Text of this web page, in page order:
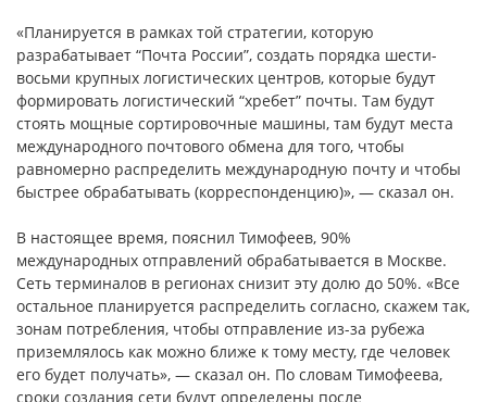
«Планируется в рамках той стратегии, которую
разрабатывает “Почта России”, создать порядка шести-
восьми крупных логистических центров, которые будут
формировать логистический “хребет” почты. Там будут
стоять мощные сортировочные машины, там будут места
международного почтового обмена для того, чтобы
равномерно распределить международную почту и чтобы
быстрее обрабатывать (корреспонденцию)», — сказал он.
В настоящее время, пояснил Тимофеев, 90%
международных отправлений обрабатывается в Москве.
Сеть терминалов в регионах снизит эту долю до 50%. «Все
остальное планируется распределить согласно, скажем так,
зонам потребления, чтобы отправление из-за рубежа
приземлялось как можно ближе к тому месту, где человек
его будет получать», — сказал он. По словам Тимофеева,
сроки создания сети будут определены после